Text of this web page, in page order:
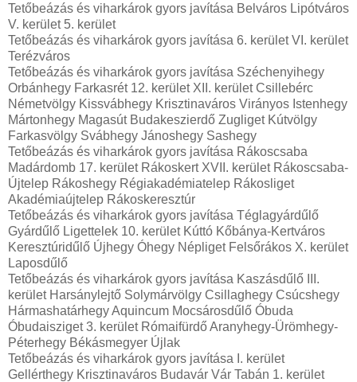
Tetőbeázás és viharkárok gyors javítása Belváros Lipótváros
V. kerület 5. kerület
Tetőbeázás és viharkárok gyors javítása 6. kerület VI. kerület
Terézváros
Tetőbeázás és viharkárok gyors javítása Széchenyihegy
Orbánhegy Farkasrét 12. kerület XII. kerület Csillebérc
Németvölgy Kissvábhegy Krisztinaváros Virányos Istenhegy
Mártonhegy Magasút Budakeszierdő Zugliget Kútvölgy
Farkasvölgy Svábhegy Jánoshegy Sashegy
Tetőbeázás és viharkárok gyors javítása Rákoscsaba
Madárdomb 17. kerület Rákoskert XVII. kerület Rákoscsaba-
Újtelep Rákoshegy Régiakadémiatelep Rákosliget
Akadémiaújtelep Rákoskeresztúr
Tetőbeázás és viharkárok gyors javítása Téglagyárdűlő
Gyárdűlő Ligettelek 10. kerület Kúttó Kőbánya-Kertváros
Keresztúridűlő Újhegy Óhegy Népliget Felsőrákos X. kerület
Laposdűlő
Tetőbeázás és viharkárok gyors javítása Kaszásdűlő III.
kerület Harsánylejtő Solymárvölgy Csillaghegy Csúcshegy
Hármashatárhegy Aquincum Mocsárosdűlő Óbuda
Óbudaisziget 3. kerület Rómaifürdő Aranyhegy-Ürömhegy-
Péterhegy Békásmegyer Újlak
Tetőbeázás és viharkárok gyors javítása I. kerület
Gellérthegy Krisztinaváros Budavár Vár Tabán 1. kerület